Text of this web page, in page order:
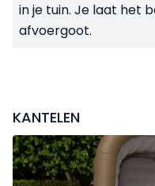
in je tuin. Je laat het
afvoergoot.
KANTELEN